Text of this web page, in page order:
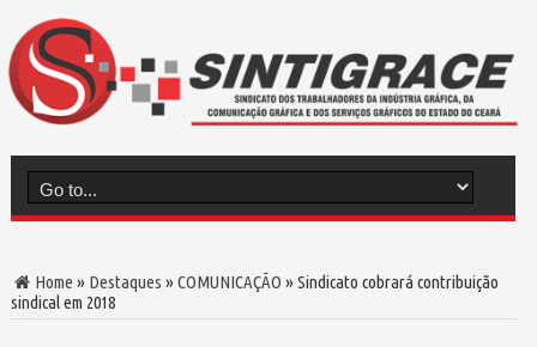
Home » Destaques »COMUNICAÇÃO »Sindicato cobrará contribuição
sindical em 2018